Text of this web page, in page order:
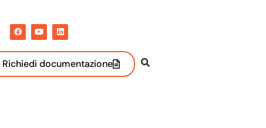
Richiedi documentazione